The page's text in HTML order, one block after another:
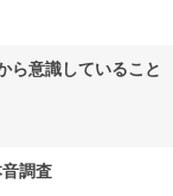
ら意識していること
調査